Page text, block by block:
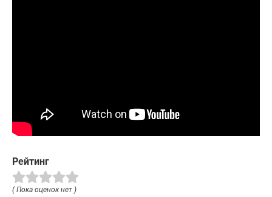
Рейтинг
( Пока оценок нет )